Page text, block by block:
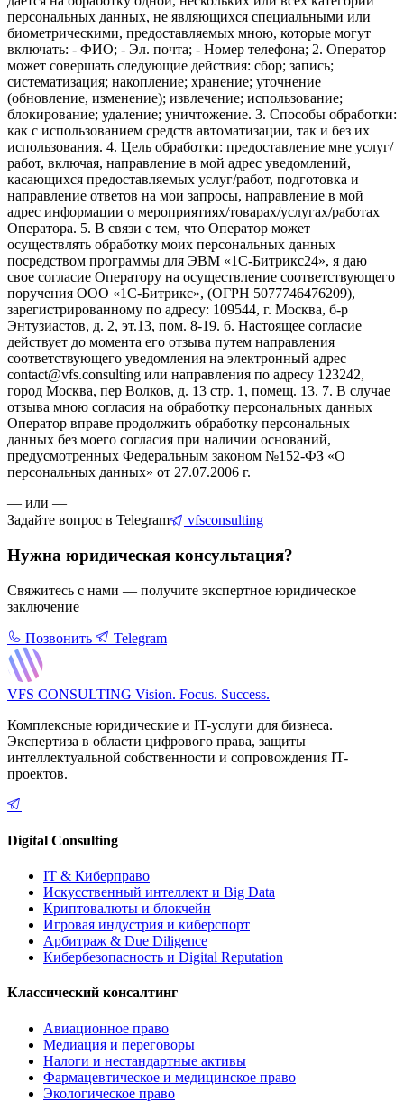
персональных данных, не являющихся специальными или
биометрическими, предоставляемых мною, которые могут
включать: - ФИО; - Эл. почта; - Номер телефона; 2. Оператор
может совершать следующие действия: сбор; запись;
систематизация; накопление; хранение; уточнение
(обновление, изменение); извлечение; использование;
блокирование; удаление; уничтожение. 3. Способы обработки:
как с использованием средств автоматизации, так и без их
использования. 4. Цель обработки: предоставление мне услуг/
работ, включая, направление в мой адрес уведомлений,
касающихся предоставляемых услуг/работ, подготовка и
направление ответов на мои запросы, направление в мой
адрес информации о мероприятиях/товарах/услугах/работах
Оператора. 5. В связи с тем, что Оператор может
осуществлять обработку моих персональных данных
посредством программы для ЭВМ «1С-Битрикс24», я даю
свое согласие Оператору на осуществление соответствующего
поручения ООО «1С-Битрикс», (ОГРН 5077746476209),
зарегистрированному по адресу: 109544, г. Москва, б-р
Энтузиастов, д. 2, эт.13, пом. 8-19. 6. Настоящее согласие
действует до момента его отзыва путем направления
соответствующего уведомления на электронный адрес
contact@vfs.consulting или направления по адресу 123242,
город Москва, пер Волков, д. 13 стр. 1, помещ. 13. 7. В случае
отзыва мною согласия на обработку персональных данных
Оператор вправе продолжить обработку персональных
данных без моего согласия при наличии оснований,
предусмотренных Федеральным законом №152-ФЗ «О
персональных данных» от 27.07.2006 г.
— или —
Задайте вопрос в Telegram
vfsconsulting
Нужна юридическая консультация?
Свяжитесь с нами — получите экспертное юридическое
заключение
Позвонить Telegram
VFS CONSULTING Vision. Focus. Success.
Комплексные юридические и IT-услуги для бизнеса.
Экспертиза в области цифрового права, защиты
интеллектуальной собственности и сопровождения IT-
проектов.
Digital Consulting
IT & Киберправо
Искусственный интеллект и Big Data
Криптовалюты и блокчейн
Игровая индустрия и киберспорт
Арбитраж & Due Diligence
Кибербезопасность и Digital Reputation
Классический консалтинг
Авиационное право
Медиация и переговоры
Налоги и нестандартные активы
Фармацевтическое и медицинское право
Экологическое право